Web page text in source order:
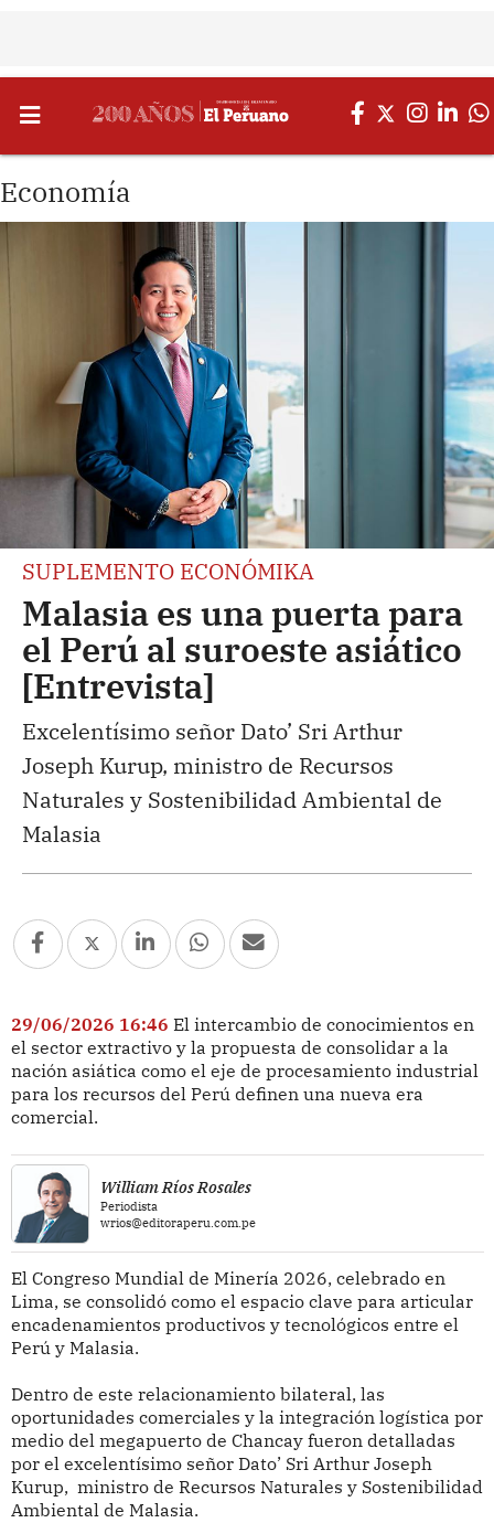
Economía
SUPLEMENTO ECONÓMIKA
Malasia es una puerta para
el Perú al suroeste asiático
[Entrevista]
Excelentísimo señor Dato’ Sri Arthur
Joseph Kurup, ministro de Recursos
Naturales y Sostenibilidad Ambiental de
Malasia
29/06/2026 16:46 El intercambio de conocimientos en
el sector extractivo y la propuesta de consolidar a la
nación asiática como el eje de procesamiento industrial
para los recursos del Perú definen una nueva era
comercial.
William Ríos Rosales
Periodista
wrios@editoraperu.com.pe
El Congreso Mundial de Minería 2026, celebrado en
Lima, se consolidó como el espacio clave para articular
encadenamientos productivos y tecnológicos entre el
Perú y Malasia.
Dentro de este relacionamiento bilateral, las
oportunidades comerciales y la integración logística por
medio del megapuerto de Chancay fueron detalladas
por el excelentísimo señor Dato’ Sri Arthur Joseph
Kurup, ministro de Recursos Naturales y Sostenibilidad
Ambiental de Malasia.